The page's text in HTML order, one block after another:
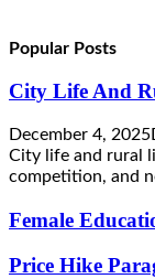
Popular Posts
City Life And
December 4, 2025
City life and rural
competition, and
Female
Price Hike